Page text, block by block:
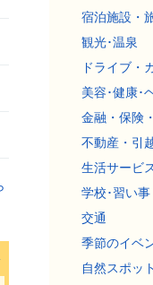
宿泊施設・
観光･温泉
ドライブ・
美容･健康･
金融・保険
不動産・引
生活サービ
学校･習い事
交通
季節のイベ
自然スポット